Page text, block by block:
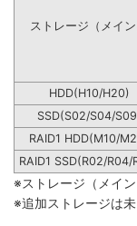
ストレージ（メイン
HDD(H10/H20)
SSD(S02/S04/
RAID1 HDD(M10/
RAID1 SSD(R02/R04/
※ストレージ（メイ
※追加ストレージは